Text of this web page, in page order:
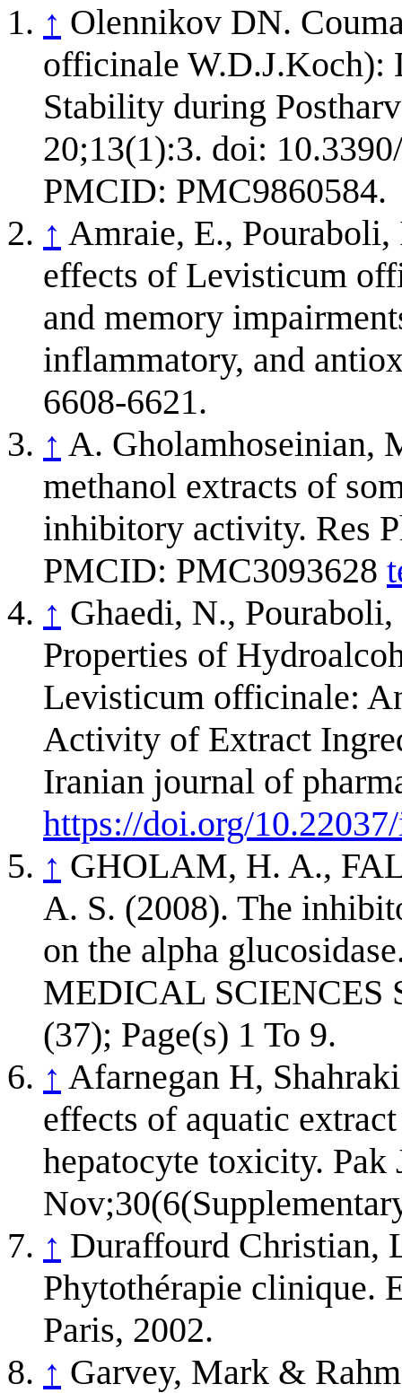
↑ Olennikov DN.
officinale W.D.J.Koch):
Stability during
20;13(1):3. doi:
PMCID: PMC9860584.
↑ Amraie, E.,
effects of Levisticum
and memory
inflammatory, and
6608-6621.
↑ A. Gholamhoseinian,
methanol extracts of
inhibitory activity. Res
PMCID: PMC3093628
↑ Ghaedi, N.,
Properties of
Levisticum officinale:
Activity of Extract
Iranian journal of
https://doi.org/
↑ GHOLAM, H. A.,
A. S. (2008). The
on the alpha
MEDICAL SCIENCES
(37); Page(s) 1 To 9.
↑ Afarnegan H,
effects of aquatic
hepatocyte toxicity. Pak
↑ Duraffourd Christian,
Phytothérapie clinique.
Paris, 2002.
↑ Garvey, Mark &